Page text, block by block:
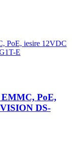
PoE,
DS-